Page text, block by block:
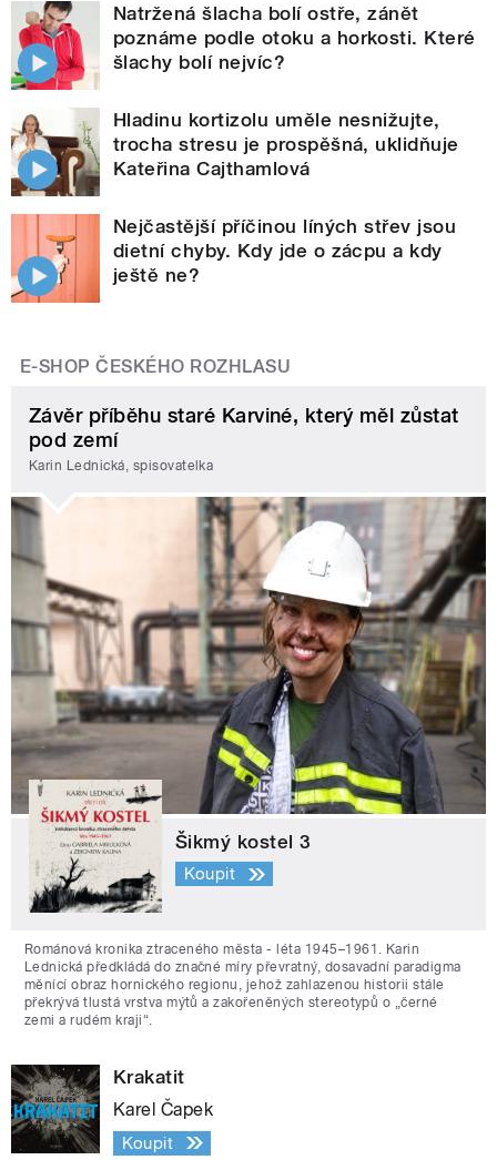
Natržená šlacha bolí ostře, zánět
poznáme podle otoku a horkosti. Které
šlachy bolí nejvíc?
Hladinu kortizolu uměle nesnižujte,
trocha stresu je prospěšná, uklidňuje
Kateřina Cajthamlová
Nejčastější příčinou líných střev jsou
dietní chyby. Kdy jde o zácpu a kdy
ještě ne?
E-SHOP ČESKÉHO ROZHLASU
Závěr příběhu staré Karviné, který měl zůstat
pod zemí
Karin Lednická, spisovatelka
Šikmý kostel 3
Koupit
Románová kronika ztraceného města - léta 1945–1961. Karin
Lednická předkládá do značné míry převratný, dosavadní paradigma
měnící obraz hornického regionu, jehož zahlazenou historii stále
překrývá tlustá vrstva mýtů a zakořeněných stereotypů o „černé
zemi a rudém kraji“.
Krakatit
Karel Čapek
Koupit